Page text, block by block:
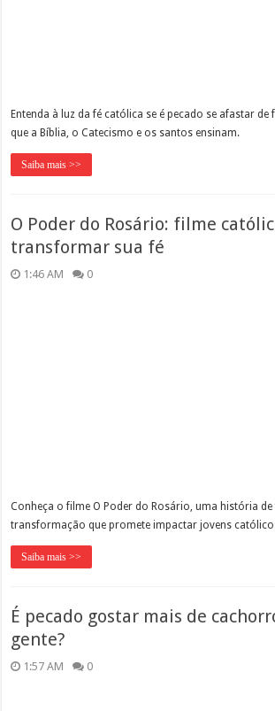
Entenda à luz da fé católica se é pecado se afastar
que a Bíblia, o Catecismo e os santos ensinam.
Saiba mais >>
O Poder do Rosário: filme
transformar sua fé
1:46 AM 0
Conheça o filme O Poder do Rosário, uma história de
transformação que promete impactar jovens
Saiba mais >>
É pecado gostar mais de
gente?
1:57 AM 0